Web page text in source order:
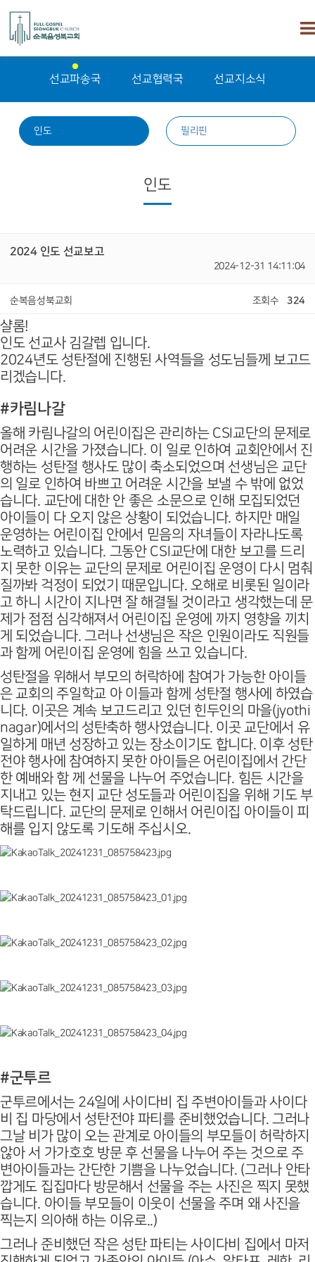
선교파송국 선교협력국 선교지소식
인도 필리핀
인도
2024 인도 선교보고
2024-12-31 14:11:04
순복음성북교회 조회수 324
샬롬!
인도 선교사 김갈렙 입니다.
2024년도 성탄절에 진행된 사역들을 성도님들께 보고드
리겠습니다.
#카림나갈
올해 카림나갈의 어린이집은 관리하는 CSI교단의 문제로
어려운 시간을 가졌습니다. 이 일로 인하여 교회안에서 진
행하는 성탄절 행사도 많이 축소되었으며 선생님은 교단
의 일로 인하여 바쁘고 어려운 시간을 보낼 수 밖에 없었
습니다. 교단에 대한 안 좋은 소문으로 인해 모집되었던
아이들이 다 오지 않은 상황이 되었습니다. 하지만 매일
운영하는 어린이집 안에서 믿음의 자녀들이 자라나도록
노력하고 있습니다. 그동안 CSI교단에 대한 보고를 드리
지 못한 이유는 교단의 문제로 어린이집 운영이 다시 멈춰
질까봐 걱정이 되었기 때문입니다. 오해로 비롯된 일이라
고 하니 시간이 지나면 잘 해결될 것이라고 생각했는데 문
제가 점점 심각해져서 어린이집 운영에 까지 영향을 끼치
게 되었습니다. 그러나 선생님은 작은 인원이라도 직원들
과 함께 어린이집 운영에 힘을 쓰고 있습니다.
성탄절을 위해서 부모의 허락하에 참여가 가능한 아이들
은 교회의 주일학교 아 이들과 함께 성탄절 행사에 하였습
니다. 이곳은 계속 보고드리고 있던 힌두인의 마을(jyothi
nagar)에서의 성탄축하 행사였습니다. 이곳 교단에서 유
일하게 매년 성장하고 있는 장소이기도 합니다. 이후 성탄
전야 행사에 참여하지 못한 아이들은 어린이집에서 간단
한 예배와 함 께 선물을 나누어 주었습니다. 힘든 시간을
지내고 있는 현지 교단 성도들과 어린이집을 위해 기도 부
탁드립니다. 교단의 문제로 인해서 어린이집 아이들이 피
해를 입지 않도록 기도해 주십시오.
#군투르
군투르에서는 24일에 사이다비 집 주변아이들과 사이다
비 집 마당에서 성탄전야 파티를 준비했었습니다. 그러나
그날 비가 많이 오는 관계로 아이들의 부모들이 허락하지
않아 서 가가호호 방문 후 선물을 나누어 주는 것으로 주
변아이들과는 간단한 기쁨을 나누었습니다. (그러나 안타
깝게도 집집마다 방문해서 선물을 주는 사진은 찍지 못했
습니다. 아이들 부모들이 이웃이 선물을 주며 왜 사진을
찍는지 의아해 하는 이유로..)
그러나 준비했던 작은 성탄 파티는 사이다비 집에서 마저